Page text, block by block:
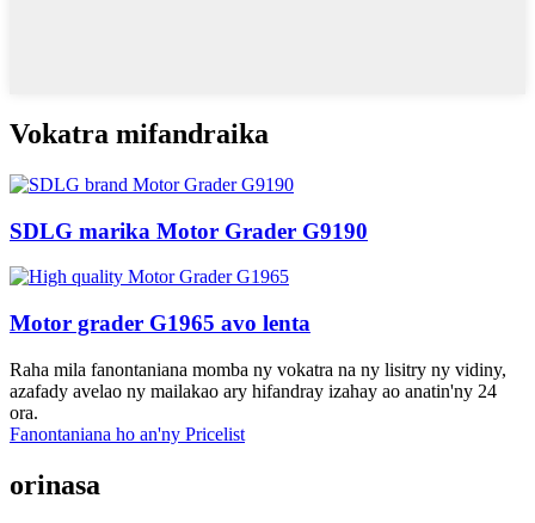
Vokatra mifandraika
SDLG marika Motor Grader G9190
Motor grader G1965 avo lenta
Raha mila fanontaniana momba ny vokatra na ny lisitry ny vidiny,
azafady avelao ny mailakao ary hifandray izahay ao anatin'ny 24
ora.
Fanontaniana ho an'ny Pricelist
orinasa